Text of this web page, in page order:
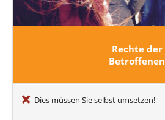
Rechte der
Betroffenen
Dies müssen Sie selbst umsetzen!